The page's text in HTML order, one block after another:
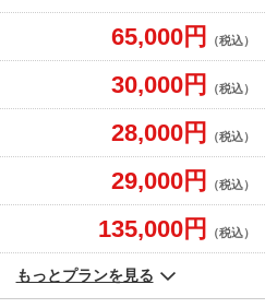
65,000円 （税込）
30,000円 （税込）
28,000円 （税込）
29,000円 （税込）
135,000円 （税込）
もっとプランを見る